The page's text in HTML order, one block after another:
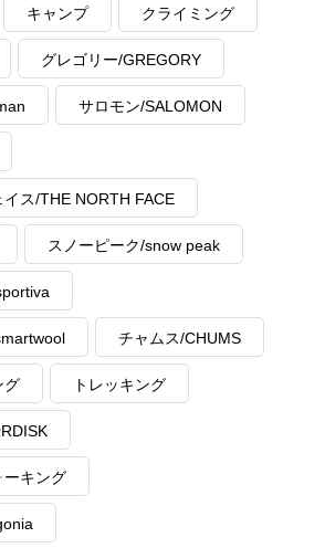
キャンプ クライミング
グレゴリー/GREGORY
サロモン/SALOMON
ス/THE NORTH FACE
スノーピーク/snow peak
チャムス/CHUMS
グ トレッキング
ーキング